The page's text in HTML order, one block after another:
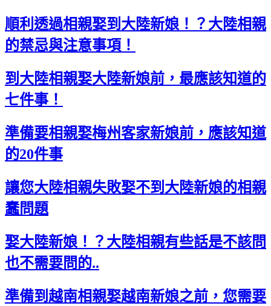
順利透過相親娶到大陸新娘！？大陸相親
的禁忌與注意事項！
到大陸相親娶大陸新娘前，最應該知道的
七件事！
準備要相親娶梅州客家新娘前，應該知道
的20件事
讓您大陸相親失敗娶不到大陸新娘的相親
蠢問題
娶大陸新娘！？大陸相親有些話是不該問
也不需要問的..
準備到越南相親娶越南新娘之前，您需要